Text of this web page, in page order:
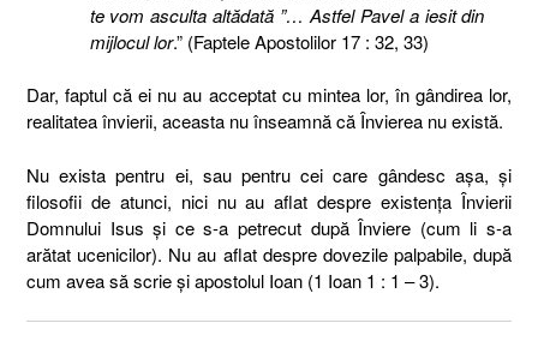
te vom asculta altădată ”… Astfel Pavel a iesit din
mijlocul lor.” (Faptele Apostolilor 17 : 32, 33)
Dar, faptul că ei nu au acceptat cu mintea lor, în gândirea lor,
realitatea învierii, aceasta nu înseamnă că Învierea nu există.
Nu exista pentru ei, sau pentru cei care gândesc aşa, şi
filosofii de atunci, nici nu au aflat despre existenţa Învierii
Domnului Isus şi ce s-a petrecut după Înviere (cum li s-a
arătat ucenicilor). Nu au aflat despre dovezile palpabile, după
cum avea să scrie şi apostolul Ioan (1 Ioan 1 : 1 – 3).